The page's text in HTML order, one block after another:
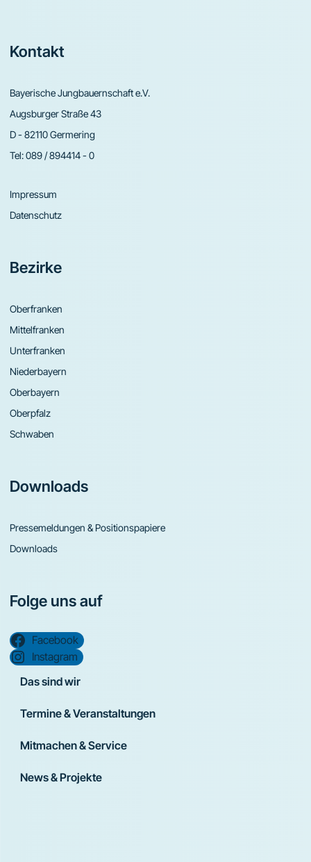
Footer
Kontakt
Bayerische Jungbauernschaft e.V.
Augsburger Straße 43
D - 82110 Germering
Tel:089 / 894414 - 0
Impressum
Datenschutz
Bezirke
Oberfranken
Mittelfranken
Unterfranken
Niederbayern
Oberbayern
Oberpfalz
Schwaben
Downloads
Pressemeldungen & Positionspapiere
Downloads
Folge uns auf
Facebook
Instagram
Das sind wir
Termine & Veranstaltungen
Mitmachen & Service
News & Projekte